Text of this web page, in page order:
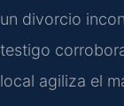
un divorcio
testigo
local agiliza el